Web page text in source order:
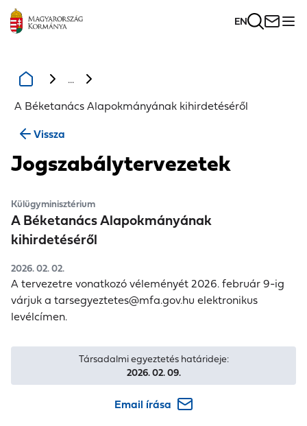
EN
...
A Béketanács Alapokmányának kihirdetéséről
Vissza
Jogszabálytervezetek
Külügyminisztérium
A Béketanács Alapokmányának
kihirdetéséről
2026. 02. 02.
A tervezetre vonatkozó véleményét 2026. február 9-ig
várjuk a tarsegyeztetes@mfa.gov.hu elektronikus
levélcímen.
Társadalmi egyeztetés határideje:
2026. 02. 09.
Email írása